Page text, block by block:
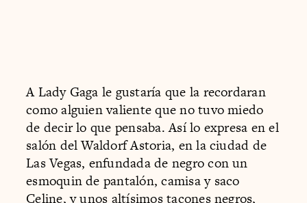
A Lady Gaga le gustaría que la recordaran
como alguien valiente que no tuvo miedo
de decir lo que pensaba. Así lo expresa en el
salón del Waldorf Astoria, en la ciudad de
Las Vegas, enfundada de negro con un
esmoquin de pantalón, camisa y saco
Celine, y unos altísimos tacones negros,